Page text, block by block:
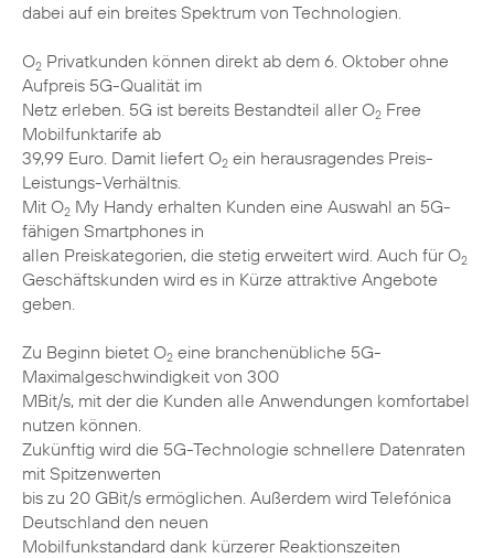
dabei auf ein breites Spektrum von Technologien.
O2 Privatkunden können direkt ab dem 6. Oktober ohne
Aufpreis 5G-Qualität im
Netz erleben. 5G ist bereits Bestandteil aller O2 Free
Mobilfunktarife ab
39,99 Euro. Damit liefert O2 ein herausragendes Preis-
Leistungs-Verhältnis.
Mit O2 My Handy erhalten Kunden eine Auswahl an 5G-
fähigen Smartphones in
allen Preiskategorien, die stetig erweitert wird. Auch für O2
Geschäftskunden wird es in Kürze attraktive Angebote
geben.
Zu Beginn bietet O2 eine branchenübliche 5G-
Maximalgeschwindigkeit von 300
MBit/s, mit der die Kunden alle Anwendungen komfortabel
nutzen können.
Zukünftig wird die 5G-Technologie schnellere Datenraten
mit Spitzenwerten
bis zu 20 GBit/s ermöglichen. Außerdem wird Telefónica
Deutschland den neuen
Mobilfunkstandard dank kürzerer Reaktionszeiten